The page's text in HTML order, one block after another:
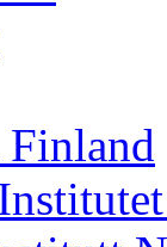
Finland